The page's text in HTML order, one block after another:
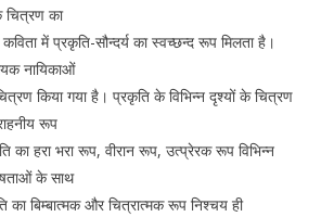
चित्रण का
में प्रकृति-सौन्दर्य का स्वच्छन्द रूप मिलता है।
नायिकाओं
किया गया है। प्रकृति के विभिन्न दृश्यों के चित्रण
रूप
हरा भरा रूप, वीरान रूप, उत्प्रेरक रूप विभिन्न
के साथ
बिम्बात्मक और चित्रात्मक रूप निश्चय ही